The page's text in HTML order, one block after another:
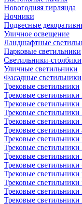
Новогодняя гирлянда
Ночники
Подвесные
Уличное освещение
Ландшафтные
Парковые светильники
Светильники-столбики
Уличные светильники
Фасадные светильники
Трековые светильники
Трековые
Трековые светильники
Трековые светильники
Трековые светильники
Трековые
Трековые
Трековые светильники
Трековые светильники
Трековые светильники
Трековые светильники
Трековые
Трековые светильники
Трековые